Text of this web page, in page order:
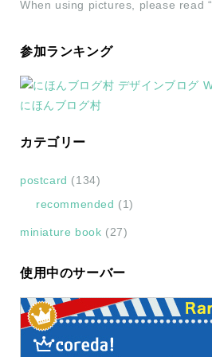
When using pictures, please read “
参加ランキング
にほんブログ村
カテゴリー
postcard (134)
recommended (1)
miniature book (27)
使用中のサーバー